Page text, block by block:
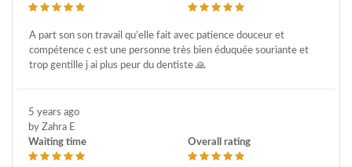
A part son son travail qu’elle fait avec patience douceur et
compétence c est une personne très bien éduquée souriante et
trop gentille j ai plus peur du dentiste 🙏
5 years ago
by Zahra E
Waiting time
Overall rating